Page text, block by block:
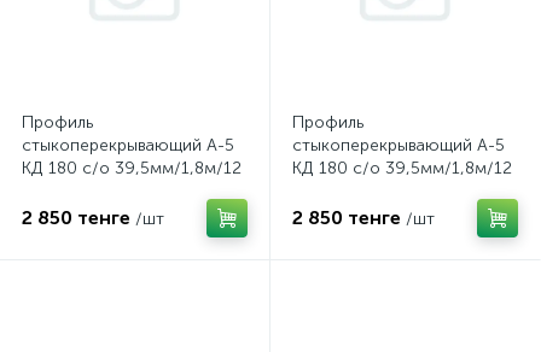
Профиль
стыкоперекрывающий А-5
КД 180 с/о 39,5мм/1,8м/12
2 850 тенге /шт
Профиль
стыкоперекрывающий А-5
КД 180 с/о 39,5мм/1,8м/12
2 850 тенге /шт